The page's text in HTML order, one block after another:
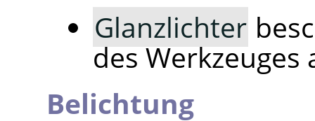
Glanzlichter
des
Belichtung